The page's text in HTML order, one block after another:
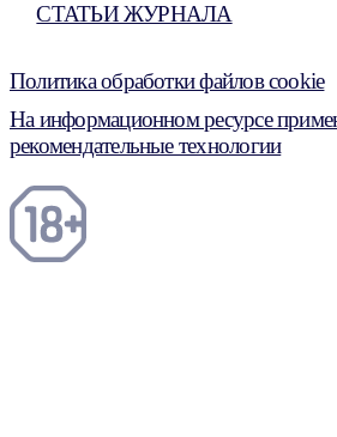
СТАТЬИ ЖУРНАЛА
Политика обработки файлов cookie
На информационном ресурсе
рекомендательные технологии